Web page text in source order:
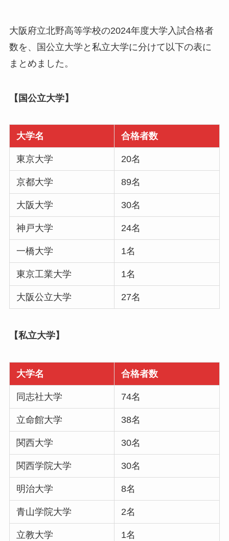
大阪府立北野高等学校の2024年度大学入試合格者
数を、国公立大学と私立大学に分けて以下の表に
まとめました。
【国公立大学】
大学名 合格者数
東京大学 20名
京都大学 89名
大阪大学 30名
神戸大学 24名
一橋大学 1名
東京工業大学 1名
大阪公立大学 27名
【私立大学】
大学名 合格者数
同志社大学 74名
立命館大学 38名
関西大学 30名
関西学院大学 30名
明治大学 8名
青山学院大学 2名
立教大学 1名